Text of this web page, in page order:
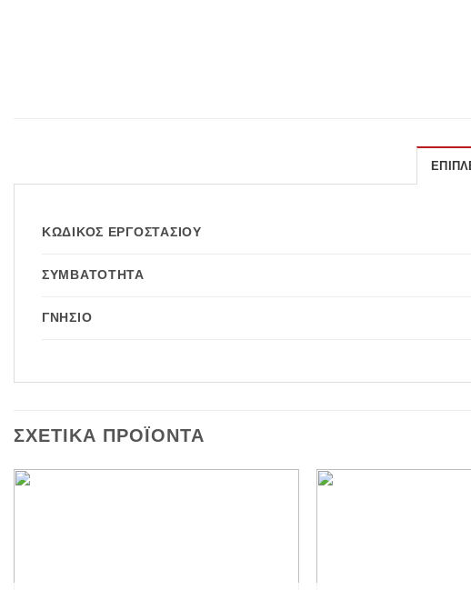
ΚΩΔΙΚΌΣ ΕΡΓΟΣΤΑΣΊΟΥ
ΣΥΜΒΑΤΌΤΗΤΑ
ΓΝΉΣΙΟ
ΣΧΕΤΙΚΆ ΠΡΟΪΌΝΤΑ